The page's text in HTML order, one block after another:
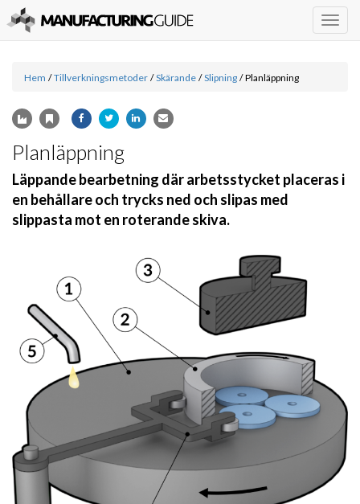
Hem / Tillverkningsmetoder / Skärande / Slipning / Planläppning
Planläppning
Läppande bearbetning där arbetsstycket placeras i
en behållare och trycks ned och slipas med
slippasta mot en roterande skiva.